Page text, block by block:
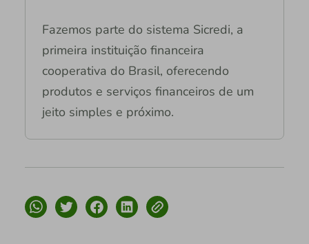
Fazemos parte do sistema Sicredi, a
primeira instituição financeira
cooperativa do Brasil, oferecendo
produtos e serviços financeiros de um
jeito simples e próximo.